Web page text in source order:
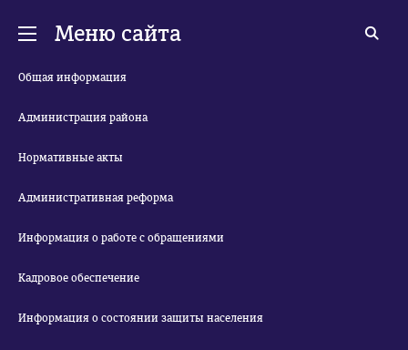
Меню сайта
Общая информация
Администрация района
Нормативные акты
Административная реформа
Информация о работе с обращениями
Кадровое обеспечение
Информация о состоянии защиты населения